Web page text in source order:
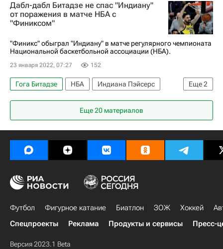
Фуркан Коркмаз
Торнике Шенгелия
Дабл-дабл Битадзе не спас "Индиану"
от поражения в матче НБА с
"Финиксом"
"Финикс" обыграл "Индиану" в матче регулярного чемпионата
Национальной баскетбольной ассоциации (НБА).
23 января 2022, 07:27 152
Еще2
Гога Битадзе НБА
Индиана Пэйсерс
Финикс Санз
Майлз Бриджес
Еще 20 материалов
Футбол Фигурное катание Биатлон ЗОЖ Хоккей
Спецпроекты
Реклама Продукты и сервисы Пресс-
Версия 2023.1 Beta